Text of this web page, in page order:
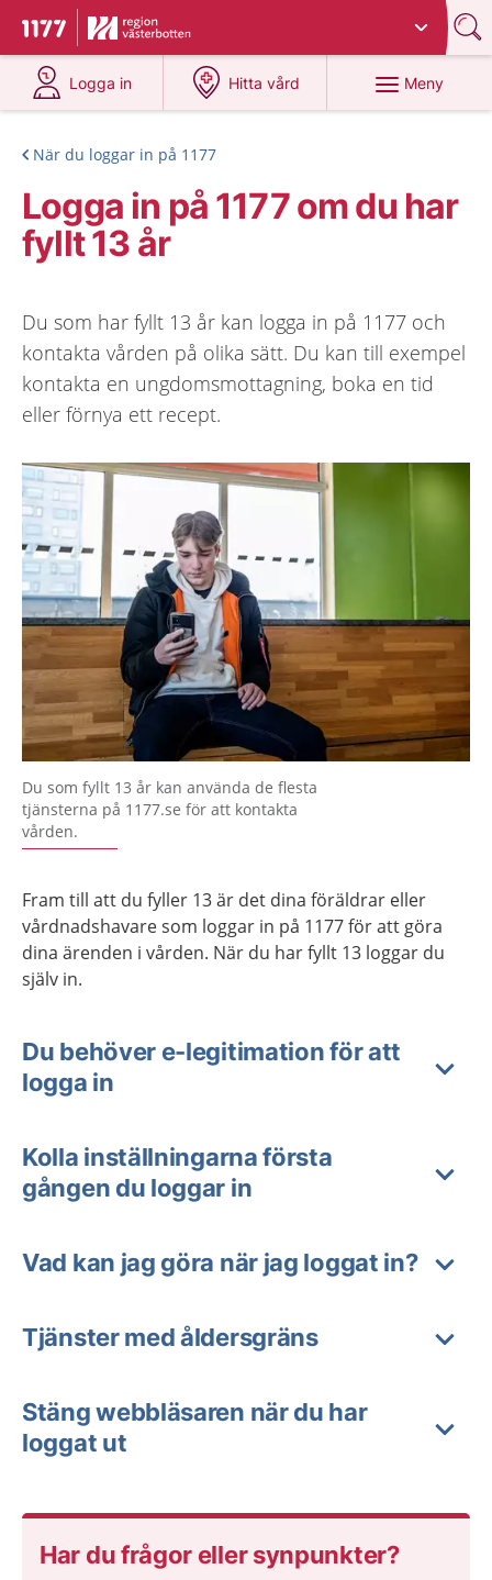
Till startsidan för 1177
Du har valt region
Logga in
på 1177.se
Hitta vård
på 1177.se
Meny
När du loggar in på 1177
Logga in på 1177 om du har
fyllt 13 år
Du som har fyllt 13 år kan logga in på 1177 och
kontakta vården på olika sätt. Du kan till exempel
kontakta en ungdomsmottagning, boka en tid
eller förnya ett recept.
Du som fyllt 13 år kan använda de flesta
tjänsterna på 1177.se för att kontakta
vården.
Fram till att du fyller 13 är det dina föräldrar eller
vårdnadshavare som loggar in på 1177 för att göra
dina ärenden i vården. När du har fyllt 13 loggar du
själv in.
Du behöver e-legitimation för att
logga in
Kolla inställningarna första
gången du loggar in
Vad kan jag göra när jag loggat in?
Tjänster med åldersgräns
Stäng webbläsaren när du har
loggat ut
Har du frågor eller synpunkter?